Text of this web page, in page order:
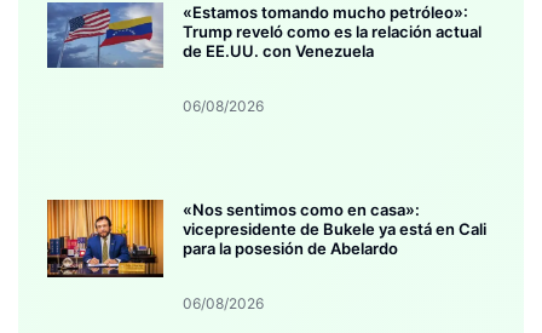
«Estamos tomando mucho petróleo»:
Trump reveló como es la relación actual
de EE.UU. con Venezuela
06/08/2026
«Nos sentimos como en casa»:
vicepresidente de Bukele ya está en Cali
para la posesión de Abelardo
06/08/2026